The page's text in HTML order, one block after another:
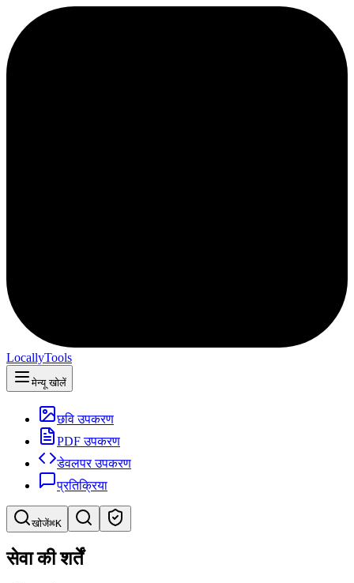
LocallyTools
मेन्यू खोलें
छवि उपकरण
PDF उपकरण
डेवलपर उपकरण
प्रतिक्रिया
खोजें⌘K
टूल खोजें
सेवा की शर्तें